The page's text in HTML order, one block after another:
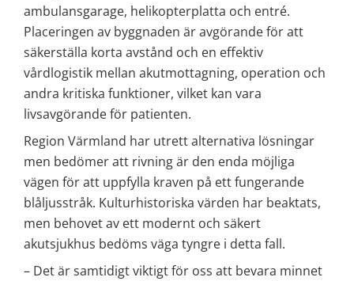
ambulansgarage, helikopterplatta och entré.
Placeringen av byggnaden är avgörande för att
säkerställa korta avstånd och en effektiv
vårdlogistik mellan akutmottagning, operation och
andra kritiska funktioner, vilket kan vara
livsavgörande för patienten.
Region Värmland har utrett alternativa lösningar
men bedömer att rivning är den enda möjliga
vägen för att uppfylla kraven på ett fungerande
blåljusstråk. Kulturhistoriska värden har beaktats,
men behovet av ett modernt och säkert
akutsjukhus bedöms väga tyngre i detta fall.
– Det är samtidigt viktigt för oss att bevara minnet